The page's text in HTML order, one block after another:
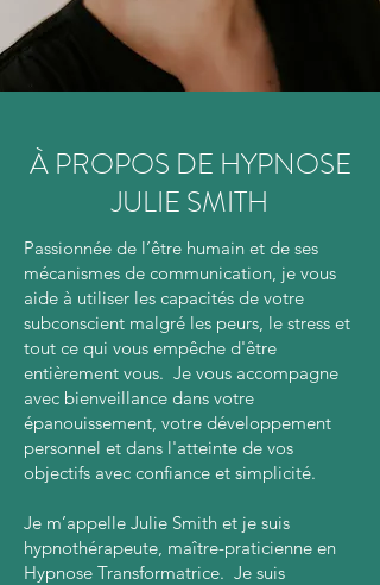
À PROPOS DE HYPNOSE
JULIE SMITH
Passionnée de l’être humain et de ses
mécanismes de communication, je vous
aide à utiliser les capacités de votre
subconscient malgré les peurs, le stress et
tout ce qui vous empêche d'être
entièrement vous. Je vous accompagne
avec bienveillance dans votre
épanouissement, votre développement
personnel et dans l'atteinte de vos
objectifs avec confiance et simplicité.
Je m’appelle Julie Smith et je suis
hypnothérapeute, maître-praticienne en
Hypnose Transformatrice. Je suis